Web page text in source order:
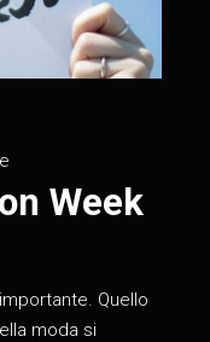
Week
Quello
moda si